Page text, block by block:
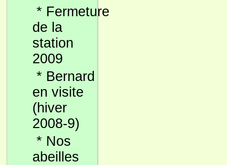
* Fermeture
de la
station
2009
* Bernard
en visite
(hiver
2008-9)
* Nos
abeilles